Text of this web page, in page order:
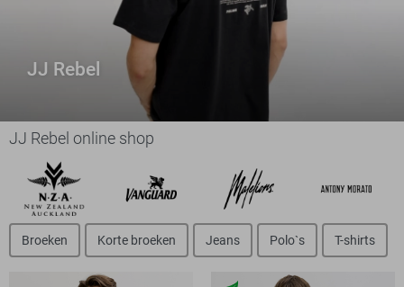
JJ Rebel
JJ Rebel online shop
Broeken Korte broeken Jeans Polo`s T-shirts